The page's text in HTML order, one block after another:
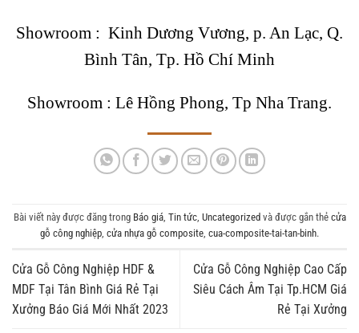
Showroom : Kinh Dương Vương, p. An Lạc, Q.
Bình Tân, Tp. Hồ Chí Minh
Showroom : Lê Hồng Phong, Tp Nha Trang.
Bài viết này được đăng trong Báo giá, Tin tức, Uncategorized và được gắn thẻ cửa
gỗ công nghiệp, cửa nhựa gỗ composite, cua-composite-tai-tan-binh.
Cửa Gỗ Công Nghiệp HDF &
MDF Tại Tân Bình Giá Rẻ Tại
Xưởng Báo Giá Mới Nhất 2023
Cửa Gỗ Công Nghiệp Cao Cấp
Siêu Cách Âm Tại Tp.HCM Giá
Rẻ Tại Xưởng